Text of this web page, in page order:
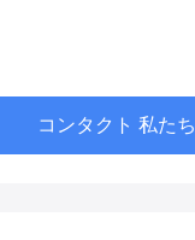
コンタクト 私たち